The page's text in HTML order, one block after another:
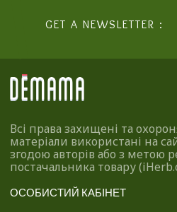
GET A NEWSLETTER :
Всі права захищені та
матеріали використані на
згодою авторів або з метою
постачальника товару
ОСОБИСТИЙ КАБІНЕТ